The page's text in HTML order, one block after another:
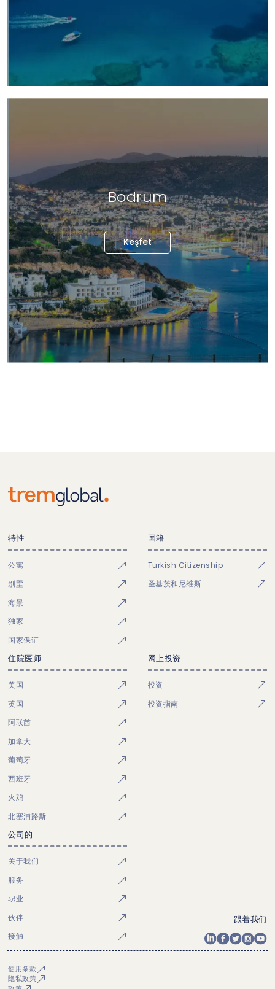
Bodrum
Keşfet
特性
公寓
别墅
海景
独家
国家保证
国籍
Turkish Citizenship
圣基茨和尼维斯
住院医师
美国
英国
阿联酋
加拿大
葡萄牙
西班牙
火鸡
北塞浦路斯
网上投资
投资
投资指南
公司的
关于我们
服务
职业
伙伴
接触
跟着我们
使用条款
隐私政策